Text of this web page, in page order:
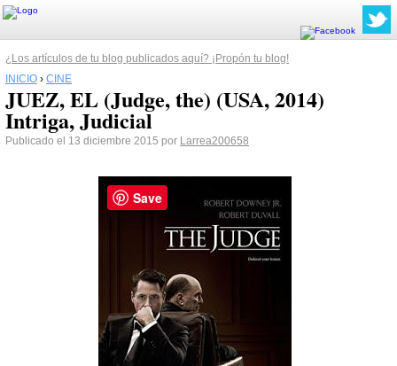
¿Los artículos de tu blog publicados aquí? ¡Propón tu blog!
INICIO › CINE
JUEZ, EL (Judge, the) (USA, 2014)
Intriga, Judicial
Publicado el 13 diciembre 2015 por Larrea200658
Save